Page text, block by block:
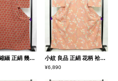
小紋 良品 縮緬 正絹 幾何学柄・抽象柄 袷仕立て 身丈162.5cm 裄丈68cm 一部しつけ糸付き 着物 ピンク 小紋 良品 正絹 花柄 袷仕立て 身丈164cm 裄丈67cm 一部しつけ糸付き 金彩 ピンク
¥6,890